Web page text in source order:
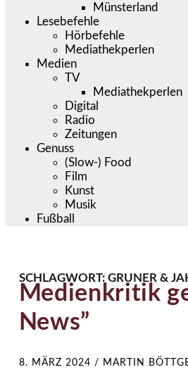
Münsterland
Lesebefehle
Hörbefehle
Mediathekperlen
Medien
TV
Mediathekperlen
Digital
Radio
Zeitungen
Genuss
(Slow-) Food
Film
Kunst
Musik
Fußball
SCHLAGWORT: GRUNER &
Medienkritik
News”
8. MÄRZ 2024 / MARTIN